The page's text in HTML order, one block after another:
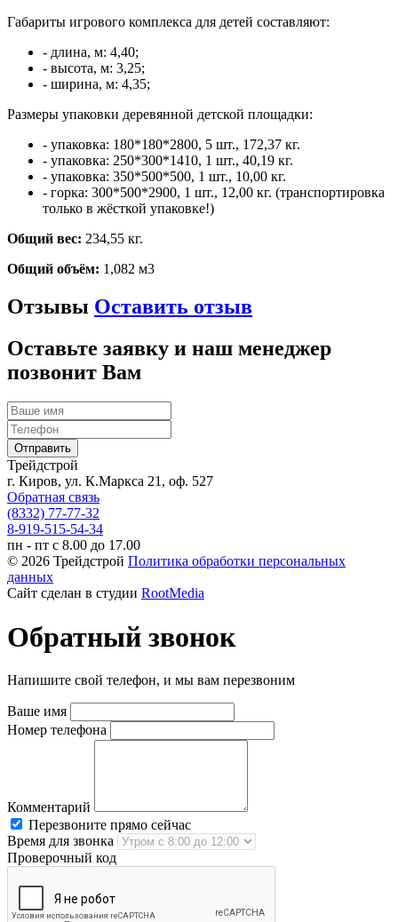
Габариты игрового комплекса для детей составляют:
- длина, м: 4,40;
- высота, м: 3,25;
- ширина, м: 4,35;
Размеры упаковки деревянной детской площадки:
- упаковка: 180*180*2800, 5 шт., 172,37 кг.
- упаковка: 250*300*1410, 1 шт., 40,19 кг.
- упаковка: 350*500*500, 1 шт., 10,00 кг.
- горка: 300*500*2900, 1 шт., 12,00 кг. (транспортировка
только в жёсткой упаковке!)
Общий вес: 234,55 кг.
Общий объём: 1,082 м3
Отзывы Оставить отзыв
Оставьте заявку и наш менеджер
позвонит Вам
Трейдстрой
г. Киров, ул. К.Маркса 21, оф. 527
Обратная связь
(8332) 77-77-32
8-919-515-54-34
пн - пт с 8.00 до 17.00
© 2026 Трейдстрой Политика обработки персональных
данных
Сайт сделан в студии RootMedia
Обратный звонок
Напишите свой телефон, и мы вам перезвоним
Ваше имя
Номер телефона
Комментарий
Перезвоните прямо сейчас
Время для звонка
Проверочный код